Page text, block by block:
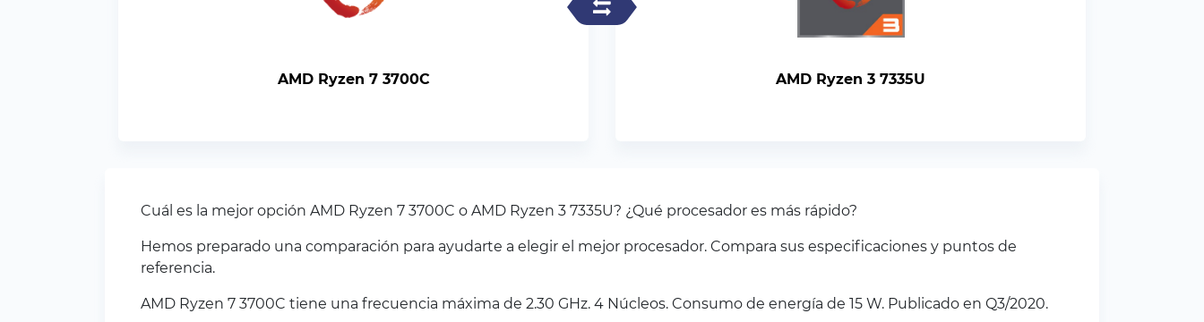
AMD Ryzen 7 3700C AMD Ryzen 3 7335U
Cuál es la mejor opción AMD Ryzen 7 3700C o AMD Ryzen 3 7335U? ¿Qué procesador es más rápido?
Hemos preparado una comparación para ayudarte a elegir el mejor procesador. Compara sus especificaciones y puntos de
referencia.
AMD Ryzen 7 3700C tiene una frecuencia máxima de 2.30 GHz. 4 Núcleos. Consumo de energía de 15 W. Publicado en Q3/2020.